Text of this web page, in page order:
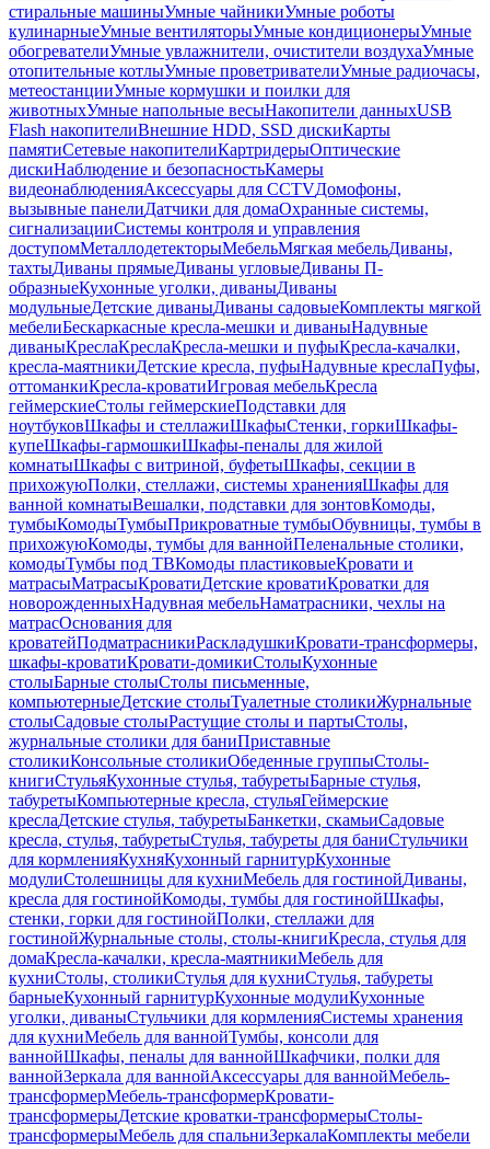
стиральные машиныУмные чайникиУмные роботы
кулинарныеУмные вентиляторыУмные кондиционерыУмные
обогревателиУмные увлажнители, очистители воздухаУмные
отопительные котлыУмные проветривателиУмные радиочасы,
метеостанцииУмные кормушки и поилки для
животныхУмные напольные весыНакопители данныхUSB
Flash накопителиВнешние HDD, SSD дискиКарты
памятиСетевые накопителиКартридерыОптические
дискиНаблюдение и безопасностьКамеры
видеонаблюденияАксессуары для CCTVДомофоны,
вызывные панелиДатчики для домаОхранные системы,
сигнализацииСистемы контроля и управления
доступомМеталлодетекторыМебельМягкая мебельДиваны,
тахтыДиваны прямыеДиваны угловыеДиваны П-
образныеКухонные уголки, диваныДиваны
модульныеДетские диваныДиваны садовыеКомплекты мягкой
мебелиБескаркасные кресла-мешки и диваныНадувные
диваныКреслаКреслаКресла-мешки и пуфыКресла-качалки,
кресла-маятникиДетские кресла, пуфыНадувные креслаПуфы,
оттоманкиКресла-кроватиИгровая мебельКресла
геймерскиеСтолы геймерскиеПодставки для
ноутбуковШкафы и стеллажиШкафыСтенки, горкиШкафы-
купеШкафы-гармошкиШкафы-пеналы для жилой
комнатыШкафы с витриной, буфетыШкафы, секции в
прихожуюПолки, стеллажи, системы храненияШкафы для
ванной комнатыВешалки, подставки для зонтовКомоды,
тумбыКомодыТумбыПрикроватные тумбыОбувницы, тумбы в
прихожуюКомоды, тумбы для ваннойПеленальные столики,
комодыТумбы под ТВКомоды пластиковыеКровати и
матрасыМатрасыКроватиДетские кроватиКроватки для
новорожденныхНадувная мебельНаматрасники, чехлы на
матрасОснования для
кроватейПодматрасникиРаскладушкиКровати-трансформеры,
шкафы-кроватиКровати-домикиСтолыКухонные
столыБарные столыСтолы письменные,
компьютерныеДетские столыТуалетные столикиЖурнальные
столыСадовые столыРастущие столы и партыСтолы,
журнальные столики для баниПриставные
столикиКонсольные столикиОбеденные группыСтолы-
книгиСтульяКухонные стулья, табуретыБарные стулья,
табуретыКомпьютерные кресла, стульяГеймерские
креслаДетские стулья, табуретыБанкетки, скамьиСадовые
кресла, стулья, табуретыСтулья, табуреты для баниСтульчики
для кормленияКухняКухонный гарнитурКухонные
модулиСтолешницы для кухниМебель для гостинойДиваны,
кресла для гостинойКомоды, тумбы для гостинойШкафы,
стенки, горки для гостинойПолки, стеллажи для
гостинойЖурнальные столы, столы-книгиКресла, стулья для
домаКресла-качалки, кресла-маятникиМебель для
кухниСтолы, столикиСтулья для кухниСтулья, табуреты
барныеКухонный гарнитурКухонные модулиКухонные
уголки, диваныСтульчики для кормленияСистемы хранения
для кухниМебель для ваннойТумбы, консоли для
ваннойШкафы, пеналы для ваннойШкафчики, полки для
ваннойЗеркала для ваннойАксессуары для ваннойМебель-
трансформерМебель-трансформерКровати-
трансформерыДетские кроватки-трансформерыСтолы-
трансформерыМебель для спальниЗеркалаКомплекты мебели